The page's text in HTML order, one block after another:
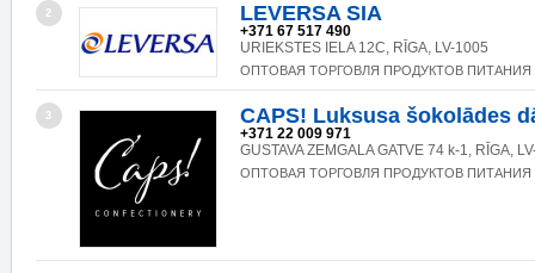
2 LEVERSA SIA
+371 67 517 490
URIEKSTES IELA 12C, RĪGA, LV-1005
ОПТОВАЯ ТОРГОВЛЯ ПРОДУКТОВ ПИТАНИЯ
3 CAPS! Luksusa šokolādes
+371 22 009 971
GUSTAVA ZEMGALA GATVE 74 k-1, RĪGA,
ОПТОВАЯ ТОРГОВЛЯ ПРОДУКТОВ ПИТАНИЯ